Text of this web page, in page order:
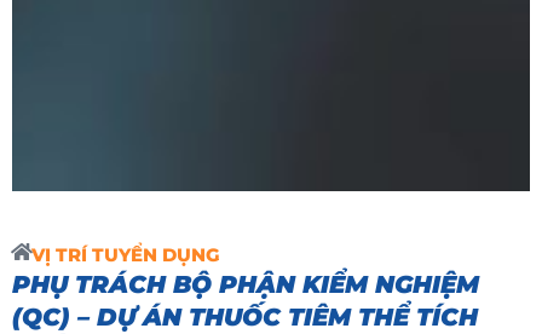
VỊ TRÍ TUYỂN DỤNG
PHỤ TRÁCH BỘ PHẬN KIỂM NGHIỆM
(QC) – DỰ ÁN THUỐC TIÊM THỂ TÍCH